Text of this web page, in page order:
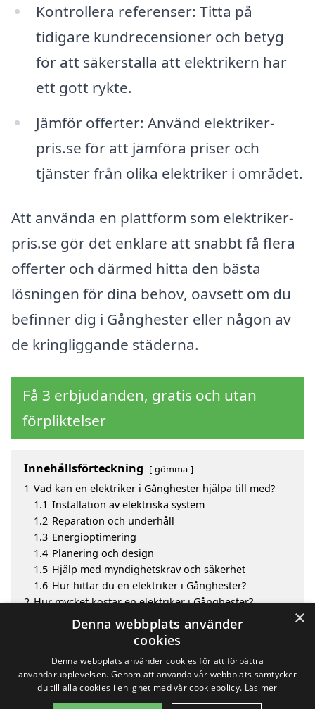
Kontrollera referenser: Titta på
tidigare kundrecensioner och betyg
för att säkerställa att elektrikern har
ett gott rykte.
Jämför offerter: Använd elektriker-
pris.se för att jämföra priser och
tjänster från olika elektriker i området.
Att använda en plattform som elektriker-
pris.se gör det enklare att snabbt få flera
offerter och därmed hitta den bästa
lösningen för dina behov, oavsett om du
befinner dig i Gånghester eller någon av
de kringliggande städerna.
Få 3 erbjudanden, gratis och utan
förpliktelser
Innehållsförteckning gömma
1 Vad kan en elektriker i Gånghester hjälpa till med?
1.1 Installation av elektriska system
1.2 Reparation och underhåll
1.3 Energioptimering
1.4 Planering och design
1.5 Hjälp med myndighetskrav och säkerhet
1.6 Hur hittar du en elektriker i Gånghester?
2 Hur mycket kostar en elektriker i Gånghester?
Fördelar med att välja elektriker i Gånghester
Sök efter en skicklig elektriker i Gånghester och de
×
Denna webbplats använder
cookies
Denna webbplats använder cookies för att förbättra
användarupplevelsen. Genom att använda vår webbplats samtycker
du till alla cookies i enlighet med vår cookiepolicy. Läs mer